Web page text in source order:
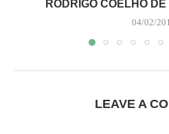
RODRIGO COELHO
04/02/
LEAVE A